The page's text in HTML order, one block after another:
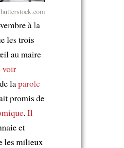
à la
les trois
au maire
voir
laparole
promis de
. Il
et
les milieux